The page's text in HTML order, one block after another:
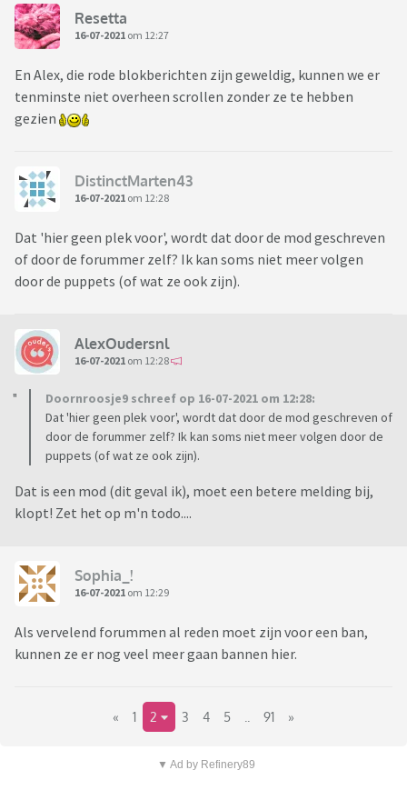
Resetta
16-07-2021 om 12:27
En Alex, die rode blokberichten zijn geweldig, kunnen we er
tenminste niet overheen scrollen zonder ze te hebben
gezien
DistinctMarten43
16-07-2021 om 12:28
Dat 'hier geen plek voor', wordt dat door de mod geschreven
of door de forummer zelf? Ik kan soms niet meer volgen
door de puppets (of wat ze ook zijn).
AlexOudersnl
16-07-2021 om 12:28
Doornroosje9 schreef op 16-07-2021 om 12:28:
Dat 'hier geen plek voor', wordt dat door de mod geschreven of
door de forummer zelf? Ik kan soms niet meer volgen door de
puppets (of wat ze ook zijn).
Dat is een mod (dit geval ik), moet een betere melding bij,
klopt! Zet het op m'n todo....
Sophia_!
16-07-2021 om 12:29
Als vervelend forummen al reden moet zijn voor een ban,
kunnen ze er nog veel meer gaan bannen hier.
« 1 2 3 4 5 91 »
▼ Ad by Refinery89